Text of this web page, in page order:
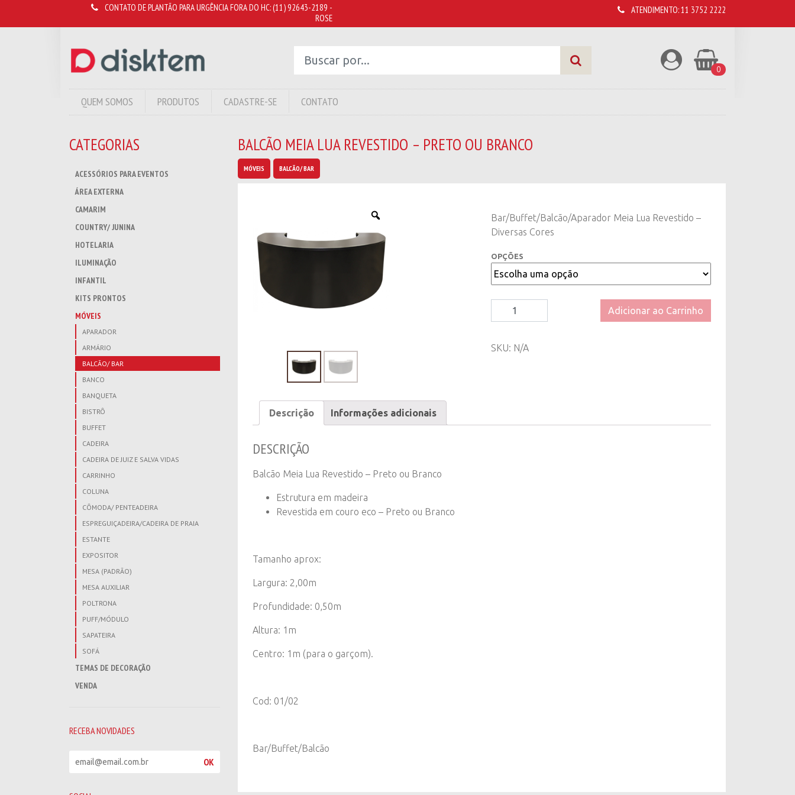
CONTATO DE PLANTÃO PARA URGÊNCIA FORA DO HC:(11) 92643-2189 -
ROSE
ATENDIMENTO:11 3752 2222
0
QUEM SOMOS PRODUTOS CADASTRE-SE CONTATO
CATEGORIAS
ACESSÓRIOS PARA EVENTOS
ÁREA EXTERNA
CAMARIM
COUNTRY/ JUNINA
HOTELARIA
ILUMINAÇÃO
INFANTIL
KITS PRONTOS
MÓVEIS
APARADOR
ARMÁRIO
BALCÃO/ BAR
BANCO
BANQUETA
BISTRÔ
BUFFET
CADEIRA
CADEIRA DE JUIZ E SALVA VIDAS
CARRINHO
COLUNA
CÔMODA/ PENTEADEIRA
ESPREGUIÇADEIRA/CADEIRA DE PRAIA
ESTANTE
EXPOSITOR
MESA (PADRÃO)
MESA AUXILIAR
POLTRONA
PUFF/MÓDULO
SAPATEIRA
SOFÁ
TEMAS DE DECORAÇÃO
VENDA
RECEBA NOVIDADES
e
OK
BALCÃO MEIA LUA REVESTIDO – PRETO OU BRANCO
MÓVEIS BALCÃO/ BAR
Bar/Buffet/Balcão/Aparador Meia Lua Revestido –
Diversas Cores
OPÇÕES
Balcão
Meia
Revestido
Adicionar ao Carrinho
SKU: N/A
Descrição Informações adicionais
DESCRIÇÃO
Balcão Meia Lua Revestido – Preto ou Branco
Estrutura em madeira
Revestida em couro eco – Preto ou Branco
Tamanho aprox:
Largura: 2,00m
Profundidade: 0,50m
Altura: 1m
Centro: 1m (para o garçom).
Cod: 01/02
Bar/Buffet/Balcão